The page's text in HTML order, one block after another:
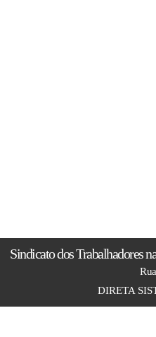
Sindicato dos Trabalhadores
DIRETA